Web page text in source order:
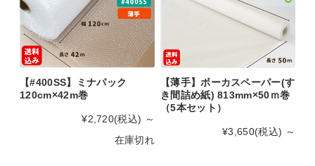
【#400SS】ミナパック
120cm×42m巻
¥2,720(税込) ～
在庫切れ
【薄手】ボーカスペーパー(す
き間詰め紙) 813mm×50ｍ巻
（5本セット）
¥3,650(税込) ～